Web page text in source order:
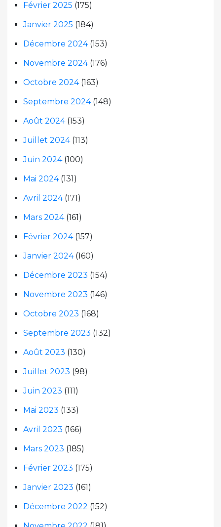
Février 2025 (175)
Janvier 2025 (184)
Décembre 2024(153)
Novembre 2024(176)
Octobre 2024(163)
Septembre 2024(148)
Août 2024(153)
Juillet 2024(113)
Juin 2024(100)
Mai 2024(131)
Avril 2024(171)
Mars 2024(161)
Février 2024(157)
Janvier 2024(160)
Décembre 2023 (154)
Novembre 2023 (146)
Octobre 2023 (168)
Septembre 2023 (132)
Août 2023 (130)
Juillet 2023 (98)
Juin 2023 (111)
Mai 2023 (133)
Avril 2023 (166)
Mars 2023 (185)
Février 2023 (175)
Janvier 2023 (161)
Décembre 2022 (152)